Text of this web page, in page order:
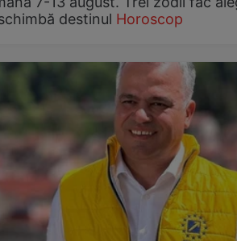
destinul Horoscop